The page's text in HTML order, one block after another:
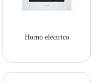
Horno eléctrico